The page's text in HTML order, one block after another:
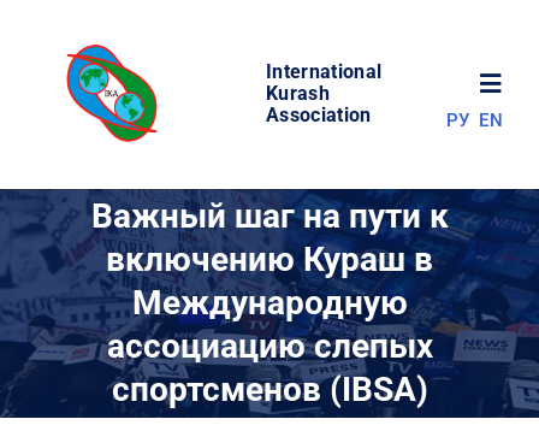
content
International
Kurash
Association
МИР КУРАША
ОБ АССОЦИАЦИИ
СОРЕВНОВАНИЯ
РУ EN
Важный шаг на пути к
включению Кураш в
Международную
ассоциацию слепых
спортсменов (IBSA)